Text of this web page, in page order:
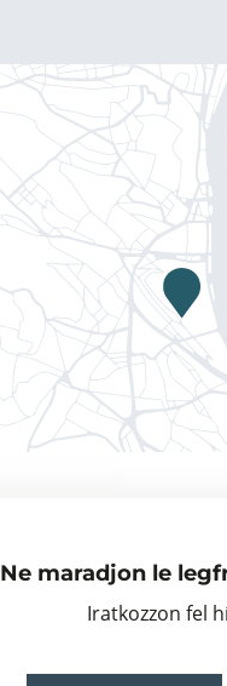
Ne maradjon le
Iratkozzon fel